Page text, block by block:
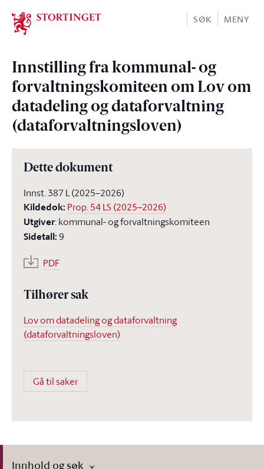
Stortinget.no
SØK MENY
Innstilling fra kommunal- og
forvaltningskomiteen om Lov om
datadeling og dataforvaltning
(dataforvaltningsloven)
Dette dokument
Innst. 387 L (2025–2026)
Kildedok: Prop. 54 LS (2025–2026)
Utgiver:kommunal- og forvaltningskomiteen
Sidetall:9
PDF
Tilhører sak
Lov om datadeling og dataforvaltning
(dataforvaltningsloven)
Gå til saker
Innhold og søk